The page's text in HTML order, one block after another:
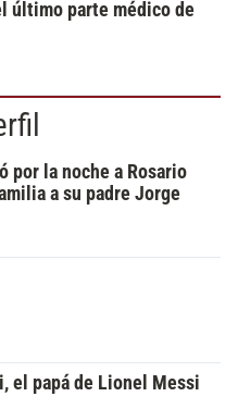
último parte médico de
por la noche a Rosario
a su padre Jorge
el papá de Lionel Messi